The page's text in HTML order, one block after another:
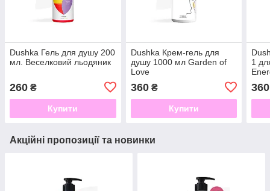
Dushka Гель для душу 200
мл. Веселковий льодяник
260 ₴
Купити
Dushka Крем-гель для
душу 1000 мл Garden of
Love
360₴
Купити
1
360
Акційні пропозиції та новинки